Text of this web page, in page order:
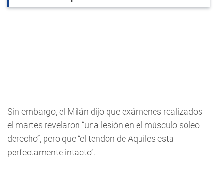
Sin embargo, el Milán dijo que exámenes realizados
el martes revelaron “una lesión en el músculo sóleo
derecho”, pero que “el tendón de Aquiles está
perfectamente intacto”.